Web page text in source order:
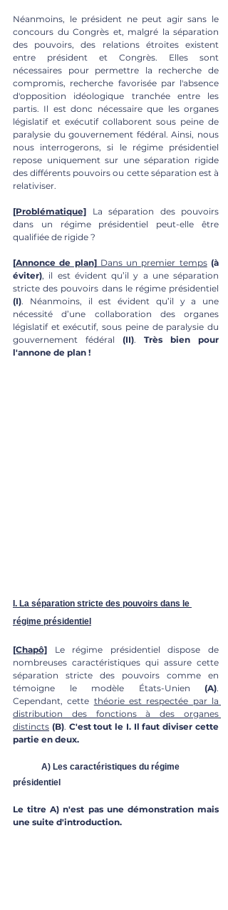
Néanmoins, le président ne peut agir sans le
concours du Congrès et, malgré la séparation
des pouvoirs, des relations étroites existent
entre président et Congrès. Elles sont
nécessaires pour permettre la recherche de
compromis, recherche favorisée par l'absence
d'opposition idéologique tranchée entre les
partis. Il est donc nécessaire que les organes
législatif et exécutif collaborent sous peine de
paralysie du gouvernement fédéral. Ainsi, nous
nous interrogerons, si le régime présidentiel
repose uniquement sur une séparation rigide
des différents pouvoirs ou cette séparation est à
relativiser.
[Problématique] La séparation des pouvoirs
dans un régime présidentiel peut-elle être
qualifiée de rigide ?
[Annonce de plan] Dans un premier temps (à
éviter), il est évident qu’il y a une séparation
(I). Néanmoins, il est évident qu’il y a une
nécessité d’une collaboration des organes
législatif et exécutif, sous peine de paralysie du
gouvernement fédéral (II). Très bien pour
l'annone de plan !
I. La séparation stricte des pouvoirs dans le
régime présidentiel
[Chapô] Le régime présidentiel dispose de
nombreuses caractéristiques qui assure cette
séparation stricte des pouvoirs comme en
témoigne le modèle États-Unien (A).
Cependant, cette théorie est respectée par la
distribution des fonctions à des organes
distincts (B). C'est tout le I. Il faut diviser cette
partie en deux.
présidentiel
Le titre A) n'est pas une démonstration mais
une suite d'introduction.